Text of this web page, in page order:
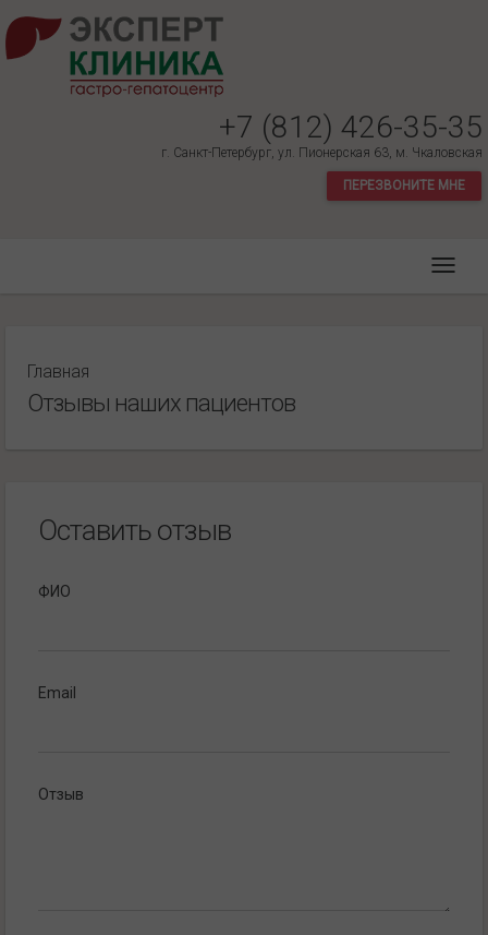
+7 (812) 426-35-35
г. Санкт-Петербург, ул. Пионерская 63, м. Чкаловская
ПЕРЕЗВОНИТЕ МНЕ
Главная
Отзывы наших пациентов
Оставить отзыв
ФИО
Email
Отзыв